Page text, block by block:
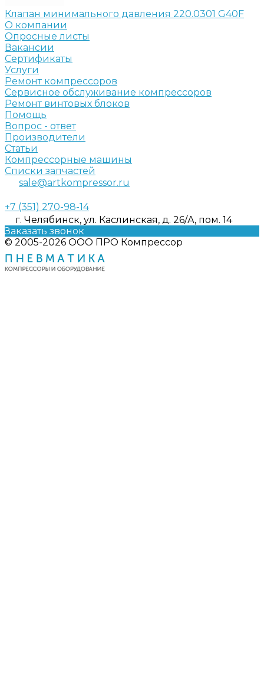
Клапан минимального давления 220.0301 G40F
О компании
Опросные листы
Вакансии
Сертификаты
Услуги
Ремонт компрессоров
Сервисное обслуживание компрессоров
Ремонт винтовых блоков
Помощь
Вопрос - ответ
Производители
Статьи
Компрессорные машины
Списки запчастей
sale@artkompressor.ru
+7 (351) 270-98-14
г. Челябинск, ул. Каслинская, д. 26/А, пом. 14
Заказать звонок
© 2005-2026 ООО ПРО Компрессор